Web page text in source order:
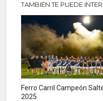
TAMBIÉN TE PUEDE
Ferro Carril Campeón
2025